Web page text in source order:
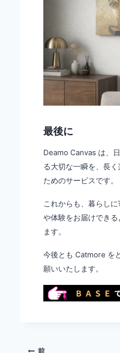
最後に
Deamo Canvas は、
る大切な一瞬を、長
ためのサービスです。
これからも、暮らし
や体験をお届けでき
ます。
今後とも Catmore を
願いいたします。
前